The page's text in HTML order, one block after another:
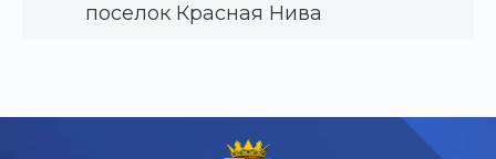
поселок Красная Нива